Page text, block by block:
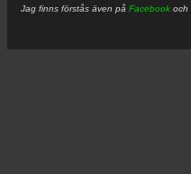
Jag finns förstås även på Facebook och